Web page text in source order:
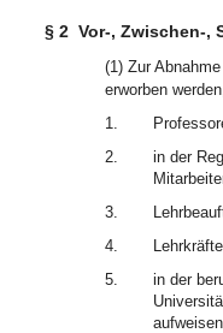
§ 2 Vor-, Zwischen-,
(1) Zur
erworben
1.
2.
in der
3.
4.
5.
in der